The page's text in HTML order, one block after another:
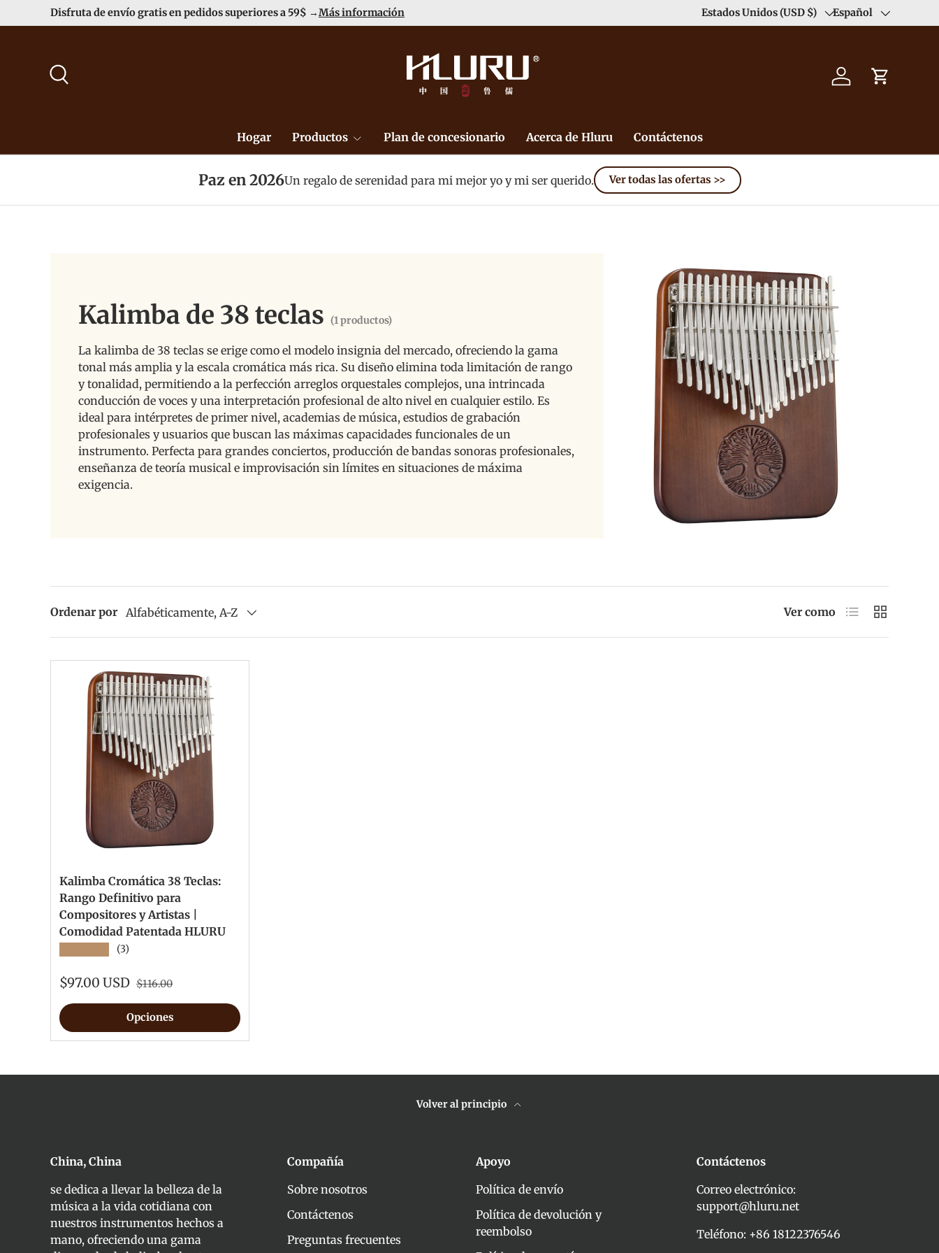
Ir al contenido
Disfruta de envío gratis en pedidos superiores a 59$ →Más información Libre de impuestos (excepto en zonas remotas)
País/Región
Estados Unidos (USD $) Idioma
Español
Iniciar sesión
Carrito
Hogar Productos Plan de concesionario Acerca de Hluru Contáctenos
Paz en 2026Un regalo de serenidad para mi mejor yo y mi ser querido. Ver todas las ofertas >>
Kalimba de 38 teclas (1 productos)
La kalimba de 38 teclas se erige como el modelo insignia del mercado, ofreciendo la gama
tonal más amplia y la escala cromática más rica. Su diseño elimina toda limitación de rango
y tonalidad, permitiendo a la perfección arreglos orquestales complejos, una intrincada
conducción de voces y una interpretación profesional de alto nivel en cualquier estilo. Es
ideal para intérpretes de primer nivel, academias de música, estudios de grabación
profesionales y usuarios que buscan las máximas capacidades funcionales de un
instrumento. Perfecta para grandes conciertos, producción de bandas sonoras profesionales,
enseñanza de teoría musical e improvisación sin límites en situaciones de máxima
exigencia.
Ordenar por Alfabéticamente, A-Z Ver como Lista Cuadrícula
Kalimba Cromática 38 Teclas:
Rango Definitivo para
Compositores y Artistas |
Comodidad Patentada HLURU
(3)
$97.00 USD $116.00
Opciones
Volver al principio
China, China
se dedica a llevar la belleza de la
música a la vida cotidiana con
nuestros instrumentos hechos a
mano, ofreciendo una gama
Compañía
Sobre nosotros
Contáctenos
Preguntas frecuentes
Apoyo
Política de envío
Política de devolución y
reembolso
Contáctenos
Correo electrónico:
support@hluru.net
Teléfono: +86 18122376546